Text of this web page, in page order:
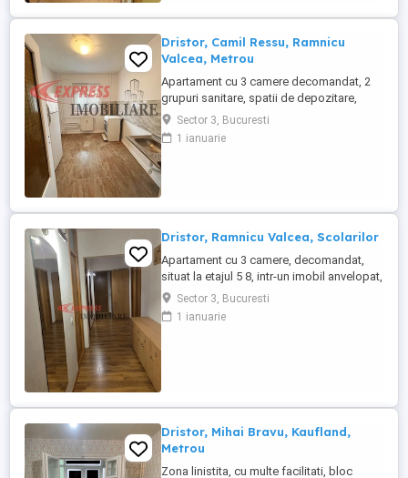
Dristor, Camil Ressu, Ramnicu
Valcea, Metrou
Apartament cu 3 camere decomandat, 2
grupuri sanitare, spatii de depozitare,
luminos, liber, gol, situat la etajul 4 in bloc
de 8 nivele reabilitat.
Sector 3, Bucuresti
1 ianuarie
Dristor, Ramnicu Valcea, Scolarilor
Apartament cu 3 camere, decomandat,
situat la etajul 5 8, intr-un imobil anvelopat,
construit in anul 1983, cu 2 grupuri
sanitare, ambele cu geam, instalatii
electrice si sanitare refacute, loc de
Sector 3, Bucuresti
1 ianuarie
Dristor, Mihai Bravu, Kaufland,
Metrou
Zona linistita, cu multe facilitati, bloc